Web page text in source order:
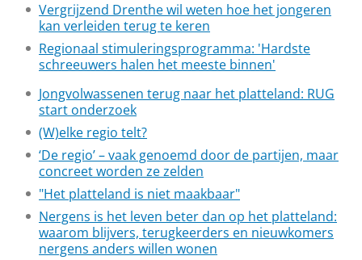
Vergrijzend Drenthe wil weten hoe het jongeren
kan verleiden terug te keren
Regionaal stimuleringsprogramma: 'Hardste
schreeuwers halen het meeste binnen'
Jongvolwassenen terug naar het platteland: RUG
start onderzoek
(W)elke regio telt?
‘De regio’ – vaak genoemd door de partijen, maar
concreet worden ze zelden
"Het platteland is niet maakbaar"
Nergens is het leven beter dan op het platteland:
waarom blijvers, terugkeerders en nieuwkomers
nergens anders willen wonen